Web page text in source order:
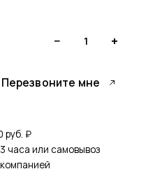
− 1 +
Перезвоните мне
руб. ₽
часа или самовывоз